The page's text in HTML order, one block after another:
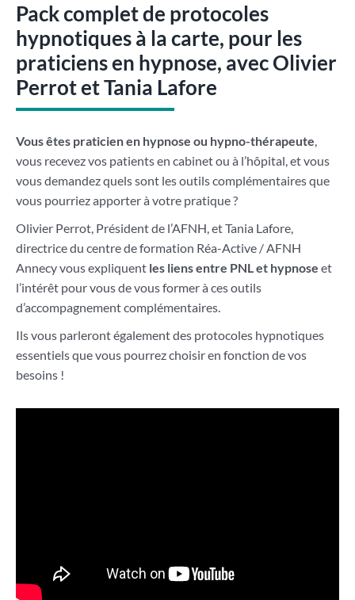
Pack complet de protocoles
hypnotiques à la carte, pour les
praticiens en hypnose, avec Olivier
Perrot et Tania Lafore
Vous êtes praticien en hypnose ou hypno-thérapeute,
vous recevez vos patients en cabinet ou à l’hôpital, et vous
vous demandez quels sont les outils complémentaires que
vous pourriez apporter à votre pratique ?
Olivier Perrot, Président de l’AFNH, et Tania Lafore,
directrice du centre de formation Réa-Active / AFNH
Annecy vous expliquent les liens entre PNL et hypnose et
l’intérêt pour vous de vous former à ces outils
d’accompagnement complémentaires.
Ils vous parleront également des protocoles hypnotiques
essentiels que vous pourrez choisir en fonction de vos
besoins !